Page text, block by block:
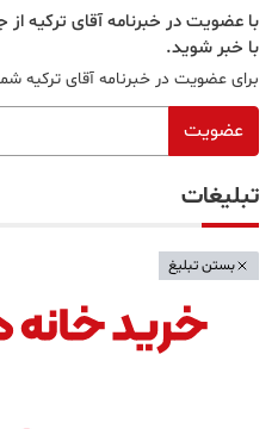
با عضویت در خبرنامه آقای ترکیه
با خبر شوید.
برای عضویت در خبرنامه آقای ترکیه
عضویت
تبلیغات
بستن تبلیغ